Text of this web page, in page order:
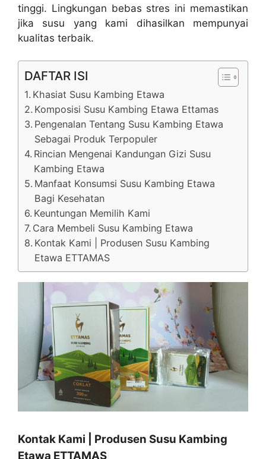
tinggi. Lingkungan bebas stres ini memastikan
jika susu yang kami dihasilkan mempunyai
kualitas terbaik.
DAFTAR ISI
Khasiat Susu Kambing Etawa
Komposisi Susu Kambing Etawa Ettamas
Pengenalan Tentang Susu Kambing Etawa
Sebagai Produk Terpopuler
Rincian Mengenai Kandungan Gizi Susu
Kambing Etawa
Manfaat Konsumsi Susu Kambing Etawa
Bagi Kesehatan
Keuntungan Memilih Kami
Cara Membeli Susu Kambing Etawa
Kontak Kami | Produsen Susu Kambing
Etawa ETTAMAS
Kontak Kami | Produsen Susu Kambing
Etawa ETTAMAS